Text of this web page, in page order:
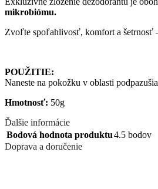
mikrobiómu.
Zvoľte spoľahlivosť, komfort a šetrnosť
POUŽITIE:
Naneste na pokožku v oblasti
Hmotnosť: 50g
Ďalšie informácie
Bodová hodnota produktu4.5 bodov
Doprava a doručenie